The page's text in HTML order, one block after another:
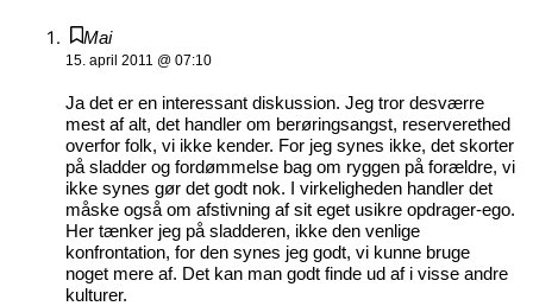
Mai
15. april 2011 @ 07:10
Ja det er en interessant diskussion. Jeg tror desværre
mest af alt, det handler om berøringsangst, reserverethed
overfor folk, vi ikke kender. For jeg synes ikke, det skorter
på sladder og fordømmelse bag om ryggen på forældre, vi
ikke synes gør det godt nok. I virkeligheden handler det
måske også om afstivning af sit eget usikre opdrager-ego.
Her tænker jeg på sladderen, ikke den venlige
konfrontation, for den synes jeg godt, vi kunne bruge
noget mere af. Det kan man godt finde ud af i visse andre
kulturer.